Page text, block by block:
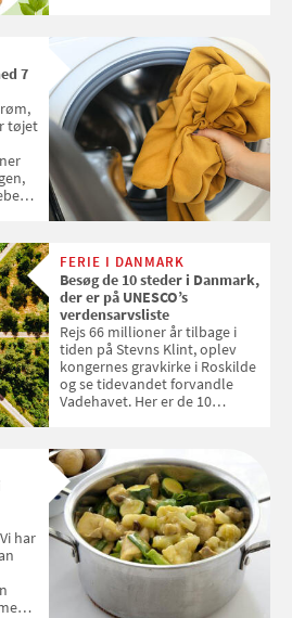
favoritter. Det fejrer Samvirke
med en quiz om alt det danske
frugt, vi elsker. Konkurrencen
slutter fredag d. 18. september
2026
7
tøjet
på
FERIE I DANMARK
Besøg de 10 steder i Danmark,
der er på UNESCO’s
verdensarvsliste
Rejs 66 millioner år tilbage i
tiden på Stevns Klint, oplev
kongernes gravkirke i Roskilde
og se tidevandet forvandle
Vadehavet. Her er de 10
har